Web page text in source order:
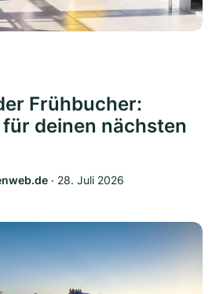
Frühbucher:
deinen nächsten
‧ 28. Juli 2026